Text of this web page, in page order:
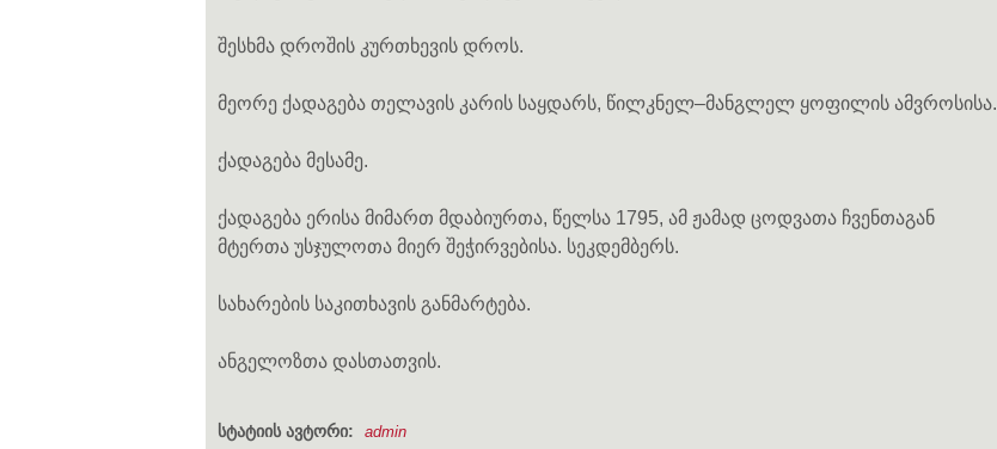
შესხმა დროშის კურთხევის დროს.
მეორე ქადაგება თელავის კარის საყდარს, წილკნელ–მანგლელ ყოფილის ამვროსისა.
ქადაგება მესამე.
ქადაგება ერისა მიმართ მდაბიურთა, წელსა 1795, ამ ჟამად ცოდვათა ჩვენთაგან
მტერთა უსჯულოთა მიერ შეჭირვებისა. სეკდემბერს.
სახარების საკითხავის განმარტება.
ანგელოზთა დასთათვის.
სტატიის ავტორი: admin